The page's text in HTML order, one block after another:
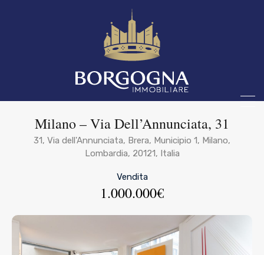
Milano – Via Dell’Annunciata, 31
31, Via dell'Annunciata, Brera, Municipio 1, Milano,
Lombardia, 20121, Italia
Vendita
1.000.000€